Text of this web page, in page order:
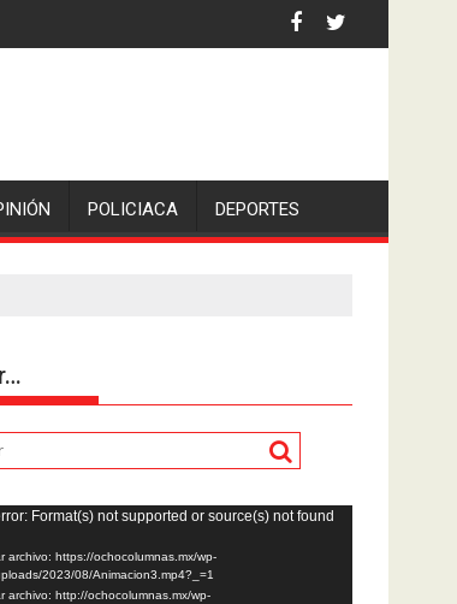
para evitar nuevos casos
POLICIACA DEPORTES
Format(s) not supported or source(s) not found
archivo: https://ochocolumnas.mx/wp-
2023/08/Animacion3.mp4?_=1
archivo: http://ochocolumnas.mx/wp-